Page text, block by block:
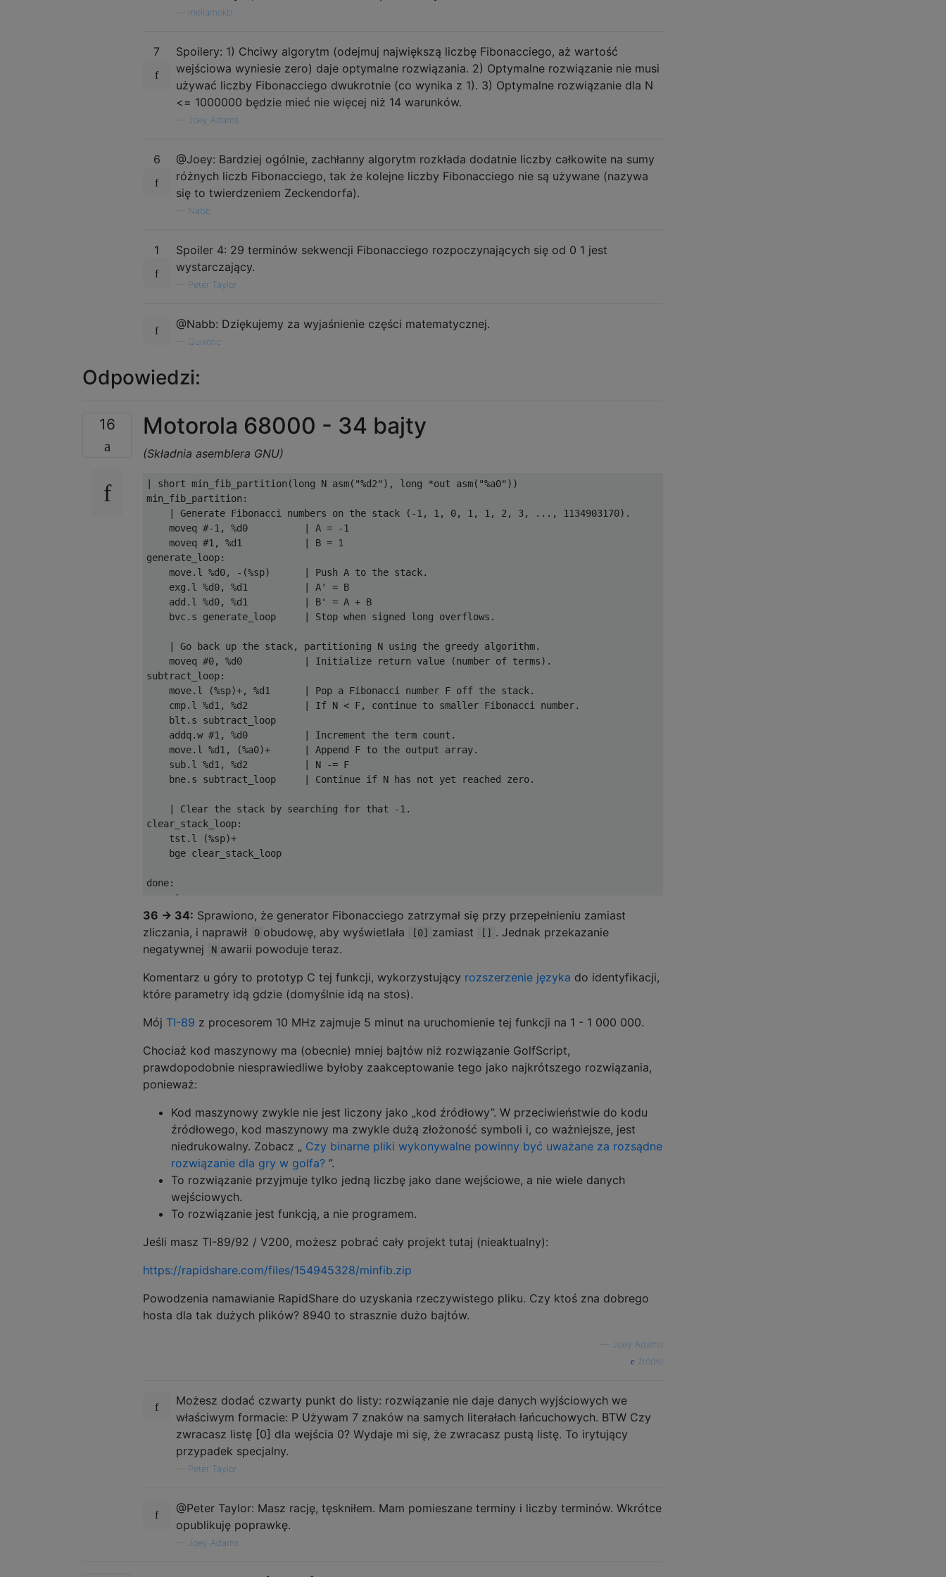
mellamokb
7
Spoilery: 1) Chciwy algorytm (odejmuj największą liczbę Fibonacciego, aż wartość
wejściowa wyniesie zero) daje optymalne rozwiązania. 2) Optymalne rozwiązanie nie musi
używać liczby Fibonacciego dwukrotnie (co wynika z 1). 3) Optymalne rozwiązanie dla N
<= 1000000 będzie mieć nie więcej niż 14 warunków.
Joey Adams
6
@Joey: Bardziej ogólnie, zachłanny algorytm rozkłada dodatnie liczby całkowite na sumy
różnych liczb Fibonacciego, tak że kolejne liczby Fibonacciego nie są używane (nazywa
się to twierdzeniem Zeckendorfa).
Nabb
1
Spoiler 4: 29 terminów sekwencji Fibonacciego rozpoczynających się od 0 1 jest
wystarczający.
Peter Taylor
@Nabb: Dziękujemy za wyjaśnienie części matematycznej.
Quixotic
Odpowiedzi:
16 Motorola 68000 - 34 bajty
(Składnia asemblera GNU)
| short min_fib_partition(long N asm("%d2"), long *out asm("%a0"))
min_fib_partition:
    | Generate Fibonacci numbers on the stack (-1, 1, 0, 1, 1, 2, 3, ..., 1134903170).
    moveq #-1, %d0          | A = -1
    moveq #1, %d1           | B = 1
generate_loop:
    move.l %d0, -(%sp)      | Push A to the stack.
    exg.l %d0, %d1          | A' = B
    add.l %d0, %d1          | B' = A + B
    bvc.s generate_loop     | Stop when signed long overflows.
    | Go back up the stack, partitioning N using the greedy algorithm.
    moveq #0, %d0           | Initialize return value (number of terms).
subtract_loop:
    move.l (%sp)+, %d1      | Pop a Fibonacci number F off the stack.
    cmp.l %d1, %d2          | If N < F, continue to smaller Fibonacci number.
    blt.s subtract_loop
    addq.w #1, %d0          | Increment the term count.
    move.l %d1, (%a0)+      | Append F to the output array.
    sub.l %d1, %d2          | N -= F
    bne.s subtract_loop     | Continue if N has not yet reached zero.
    | Clear the stack by searching for that -1.
clear_stack_loop:
    tst.l (%sp)+
    bge clear_stack_loop
done:
36 → 34: Sprawiono, że generator Fibonacciego zatrzymał się przy przepełnieniu zamiast
zliczania, i naprawił
0 obudowę, aby wyświetlała [0] zamiast [] . Jednak przekazanie
negatywnej
N awarii powoduje teraz.
Komentarz u góry to prototyp C tej funkcji, wykorzystujący rozszerzenie języka do identyfikacji,
które parametry idą gdzie (domyślnie idą na stos).
Mój TI-89 z procesorem 10 MHz zajmuje 5 minut na uruchomienie tej funkcji na 1 - 1 000 000.
Chociaż kod maszynowy ma (obecnie) mniej bajtów niż rozwiązanie GolfScript,
prawdopodobnie niesprawiedliwe byłoby zaakceptowanie tego jako najkrótszego rozwiązania,
ponieważ:
Kod maszynowy zwykle nie jest liczony jako „kod źródłowy”. W przeciwieństwie do kodu
źródłowego, kod maszynowy ma zwykle dużą złożoność symboli i, co ważniejsze, jest
niedrukowalny. Zobacz „ Czy binarne pliki wykonywalne powinny być uważane za rozsądne
rozwiązanie dla gry w golfa? ”.
To rozwiązanie przyjmuje tylko jedną liczbę jako dane wejściowe, a nie wiele danych
wejściowych.
To rozwiązanie jest funkcją, a nie programem.
Jeśli masz TI-89/92 / V200, możesz pobrać cały projekt tutaj (nieaktualny):
https://rapidshare.com/files/154945328/minfib.zip
Powodzenia namawianie RapidShare do uzyskania rzeczywistego pliku. Czy ktoś zna dobrego
hosta dla tak dużych plików? 8940 to strasznie dużo bajtów.
Joey Adams
źródło
Możesz dodać czwarty punkt do listy: rozwiązanie nie daje danych wyjściowych we
właściwym formacie: P Używam 7 znaków na samych literałach łańcuchowych. BTW Czy
zwracasz listę [0] dla wejścia 0? Wydaje mi się, że zwracasz pustą listę. To irytujący
przypadek specjalny.
Peter Taylor
@Peter Taylor: Masz rację, tęskniłem. Mam pomieszane terminy i liczby terminów. Wkrótce
opublikuję poprawkę.
Joey Adams